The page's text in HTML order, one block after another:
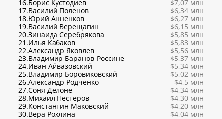
16.Борис Кустодиев
$7,07 млн
17.Василий Поленов
$6,34 млн
18.Юрий Анненков
$6,27 млн
19.Василий Верещагин
$6,15 млн
20.Зинаида Серебрякова
$5,85 млн
21.Илья Кабаков
$5,83 млн
22.Александр Яковлев
$5,56 млн
23.Владимир Баранов-Россине
$5,37 млн
24.Иван Айвазовский
$5,34 млн
25.Владимир Боровиковский
$5,02 млн
26.Александр Родченко
$4,5 млн
27.Соня Делоне
$4,34 млн
28.Михаил Нестеров
$4,30 млн
29.Константин Маковский
$4,20 млн
30.Вера Рохлина $4,04 млн